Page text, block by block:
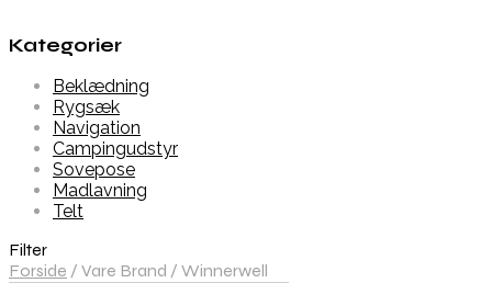
Kategorier
Beklædning
Rygsæk
Navigation
Campingudstyr
Sovepose
Madlavning
Telt
Filter
Forside / Vare Brand / Winnerwell